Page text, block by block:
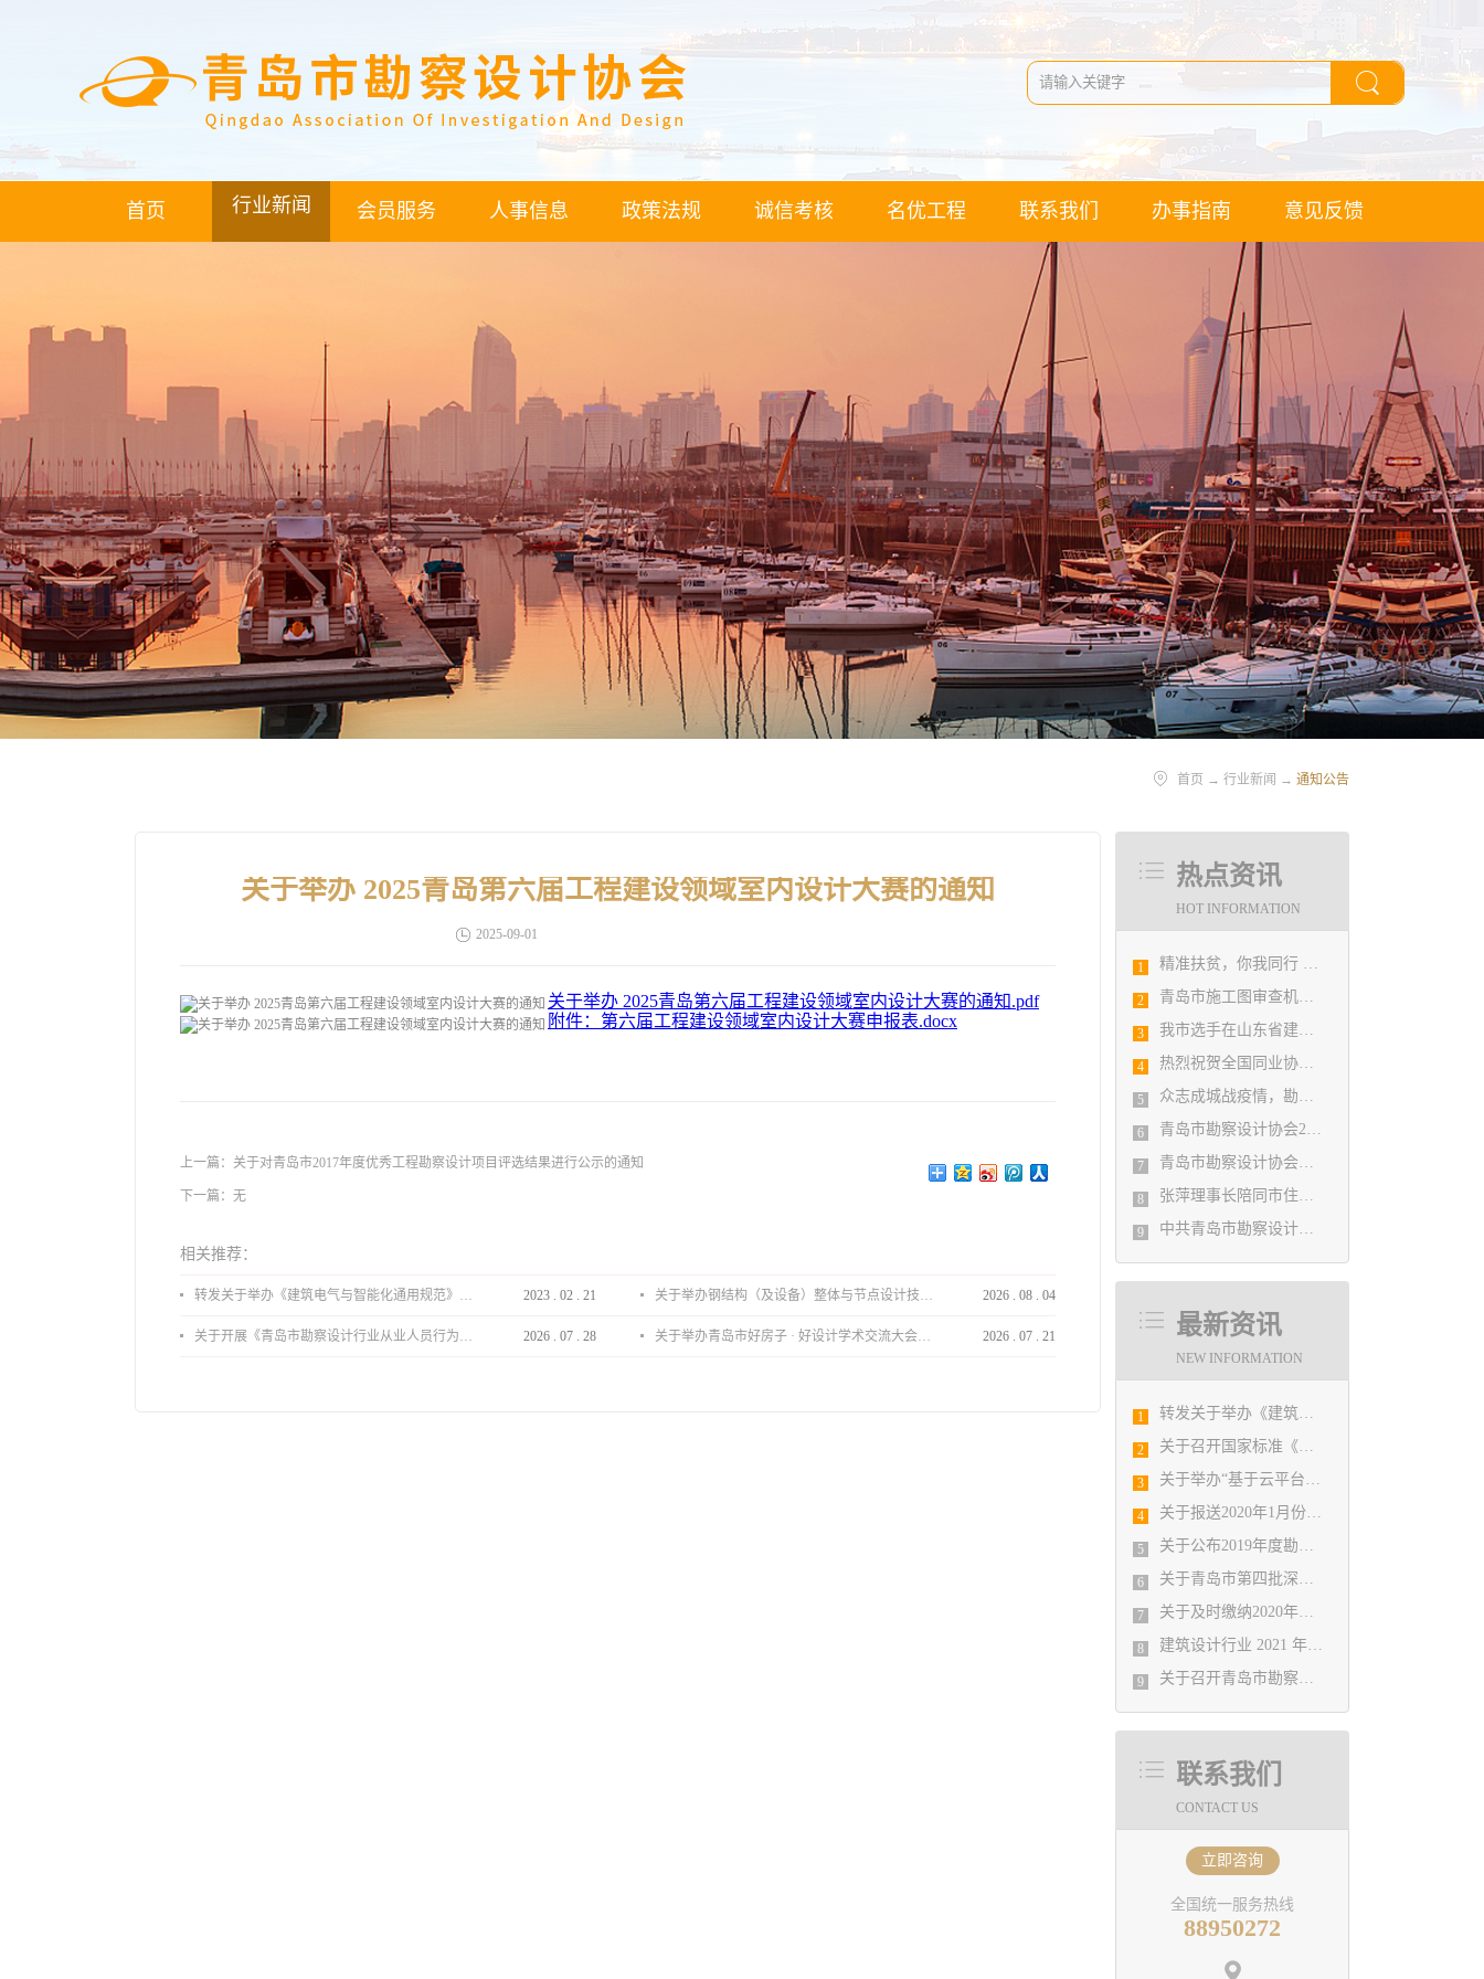
首页 行业新闻 会员服务 人事信息 政策法规 诚信考核 名优工程 联系我们 办事指南 意见反馈
首页 → 行业新闻 → 通知公告
热点资讯
HOT INFORMATION
1 精准扶贫，你我同行 ——协会荣获全市2018年度脱贫攻坚和扶贫协作先进集体
2 青岛市施工图审查机构第八次联席会议成功举办
3 我市选手在山东省建筑设计BIM技术应用技能竞赛取得佳绩
4 热烈祝贺全国同业协会共庆新中国成立七十周年大会在广州成功举办 我市工程勘察设计行业获得多项荣誉称号
5 众志成城战疫情，勘察设计行业在行动
6 青岛市勘察设计协会2020年度第一次理事会顺利召开
7 青岛市勘察设计协会陪同市住房和城乡建设局刘波副局长走访调研会员单位
8 张萍理事长陪同市住房和城乡建设局赴陇南开展东西部扶贫协作工作
9 中共青岛市勘察设计协会党支部日前召开民主生活会
最新资讯
NEW INFORMATION
1 转发关于举办《建筑电气与智能化通用规范》 GB55024-2022公益宣贯的通知
2 关于召开国家标准《绿色建筑评价标准》 （GB/T 50378-2019）宣贯培训会议的预备通知
3 关于举办“基于云平台的广域网下多方BIM协同平台及BIM实际工程应用研讨会”的通知
4 关于报送2020年1月份勘察设计经济形势 月报有关工作的通知
5 关于公布2019年度勘察设计行业 优秀企业、优秀企业管理者、先进工作者评选结果的通知
6 关于青岛市第四批深基坑工程评审专家入库人员公示
7 关于及时缴纳2020年会费的温馨提示
8 ​建筑设计行业 2021 年院长论坛
9 ​关于召开青岛市勘察设计协会2021年度第一次理事会的通知
联系我们
CONTACT US
立即咨询
全国统一服务热线
88950272
关于举办 2025青岛第六届工程建设领域室内设计大赛的通知
2025-09-01
关于举办 2025青岛第六届工程建设领域室内设计大赛的通知.pdf
附件：第六届工程建设领域室内设计大赛申报表.docx
上一篇： 关于对青岛市2017年度优秀工程勘察设计项目评选结果进行公示的通知
下一篇：无
相关推荐：
转发关于举办《建筑电气与智能化通用规范》 GB55024-2022公益宣贯的通知 2023 02 21 关于举办钢结构（及设备）整体与节点设计技术分享会的通知 2026 08 04
关于开展《青岛市勘察设计行业从业人员行为导则》、《青岛市住宅工程设计审查品质提升指引（2026版）》宣贯活动的通知 2026 07 28 关于举办青岛市好房子 · 好设计学术交流大会的通知 2026 07 21